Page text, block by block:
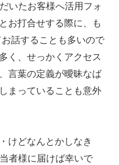
いたお客様へ活用フォ
お打合せする際に、も
話することも多いので
く、せっかくアクセス
言葉の定義が曖昧なば
まっていることも意外
けどなんとかしなき
者様に届けば幸いで